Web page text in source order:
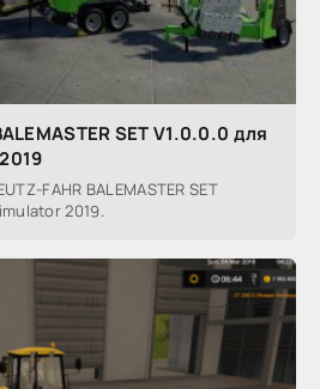
SET V1.0.0.0 для
FAHR BALEMASTER SET
2019.